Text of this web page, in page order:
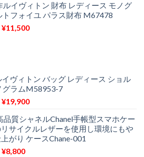
で
し
た。
¥11,580
で
す。
価
格
は
の
価
格
ルイヴィトン 財布 レディース モノグ
トフォイユ パラス財布 M67478
元
¥29,300
で
し
¥11,500現
は
¥11,500
で
ヴィトン バッグ レディース ショル
グラムM58953-7
元
価
格
は
¥30,400
¥19,900現
の
価
格
品質シャネルChanel手帳型スマホケー
サイクルレザーを使用し環境にもや
がり ケースChane-001
元
¥8,800現